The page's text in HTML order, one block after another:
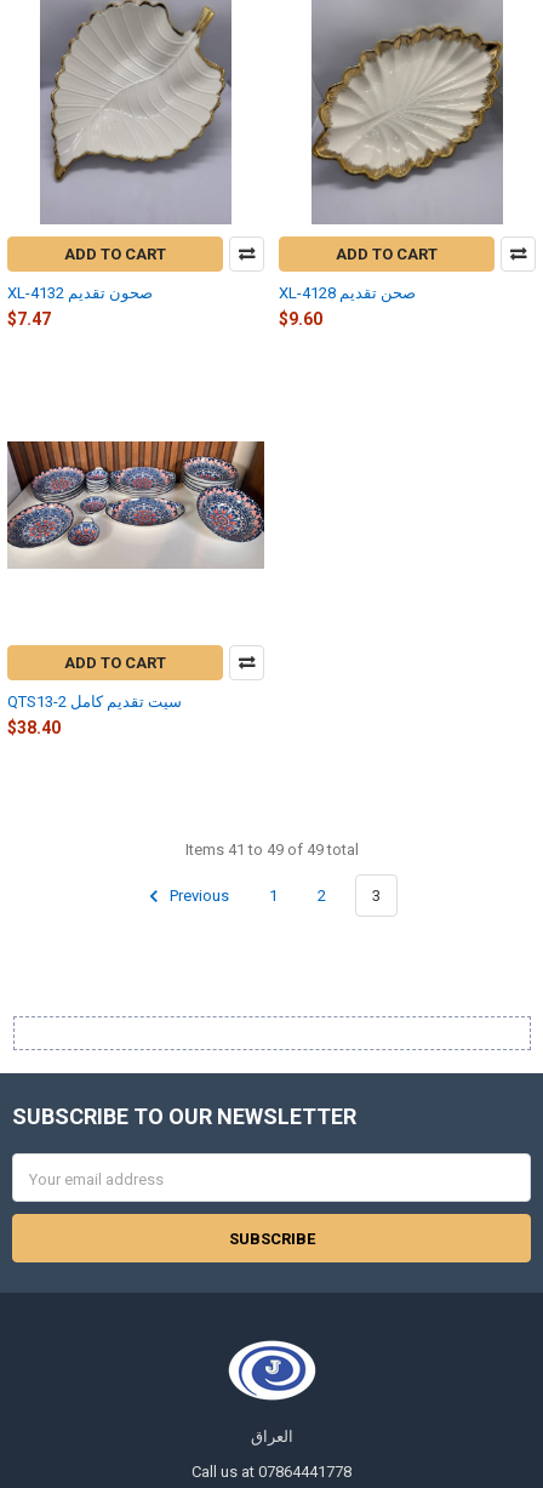
ADD TO CART
XL-4132 صحون تقديم
$7.47
ADD TO CART
XL-4128 صحن تقديم
$9.60
ADD TO CART
QTS13-2 سيت تقديم كامل
$38.40
Items 41 to 49 of 49 total
Previous 1 2 3
Footer
SUBSCRIBE TO OUR NEWSLETTER
Address
العراق
Call us at 07864441778